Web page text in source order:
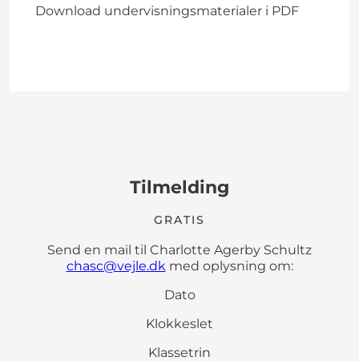
Download undervisningsmaterialer i PDF
Tilmelding
GRATIS
Send en mail til Charlotte Agerby Schultz
chasc@vejle.dk med oplysning om:
Dato
Klokkeslet
Klassetrin